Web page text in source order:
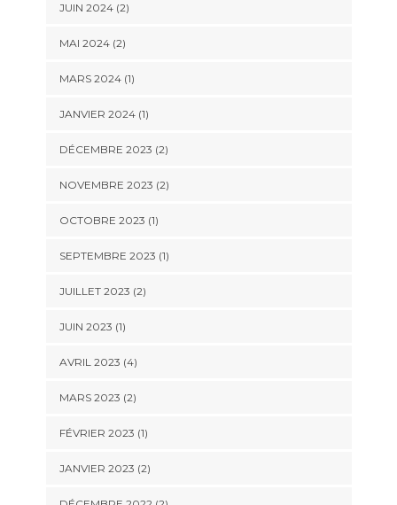
JUIN 2024(2)
MAI 2024(2)
MARS 2024(1)
JANVIER 2024(1)
DÉCEMBRE 2023 (2)
NOVEMBRE 2023 (2)
OCTOBRE 2023 (1)
SEPTEMBRE 2023 (1)
JUILLET 2023 (2)
JUIN 2023 (1)
AVRIL 2023 (4)
MARS 2023 (2)
FÉVRIER 2023 (1)
JANVIER 2023 (2)